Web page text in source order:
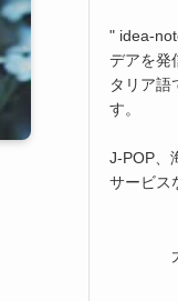
" idea-
デアを発
タリア語
す。
J-POP、
サービス
感
大丈
☆ 未